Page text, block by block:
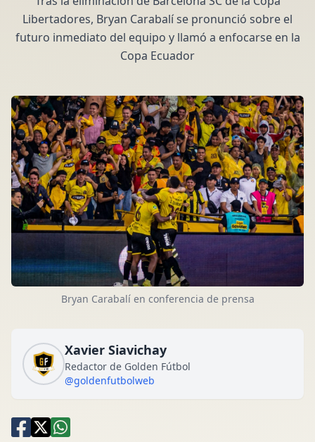
Libertadores, Bryan Carabalí se pronunció sobre el
futuro inmediato del equipo y llamó a enfocarse en la
Copa Ecuador
Bryan Carabalí en conferencia de prensa
Xavier Siavichay
Redactor de Golden Fútbol
@goldenfutbolweb